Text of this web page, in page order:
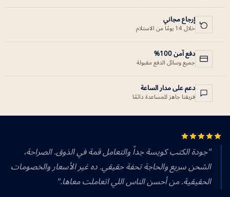
إرجاع مجاني
خلال 14 يومًا من الاستلام
دفع آمن 100%
جميع وسائل الدفع مقبولة
دعم على مدار الساعة
فريقنا جاهز للمساعدة دائمًا
"جودة الكتب كويسة جداً والتعامل قمة في الذوق. الصراحة،
الشحن سريع والحاجة تحفة حقيقي. ده غير الأسعار والخصومات
الحقيقية. من أحسن الناس اللي اتعاملت معاها."